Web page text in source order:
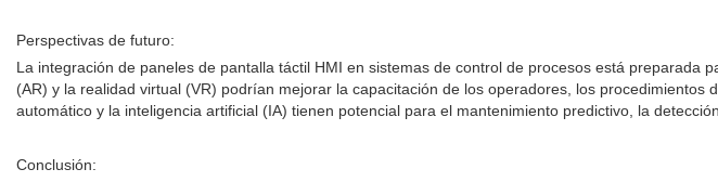
Perspectivas de futuro:
La integración de paneles de pantalla táctil HMI en sistemas de control de procesos está
(AR) y la realidad virtual (VR) podrían mejorar la capacitación de los operadores, los
automático y la inteligencia artificial (IA) tienen potencial para el mantenimiento predictivo, la
Conclusión: